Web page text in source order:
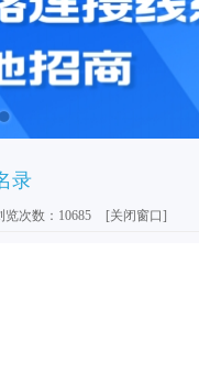
录
览次数：10685 [关闭窗口]